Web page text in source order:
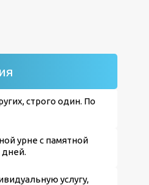
строго один. По
урне с памятной
дней.
услугу,